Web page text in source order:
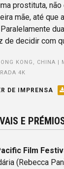
prostituta,
mãe, até que
Paralelamente
de decidir com
KONG, CHINA |
4K
DE IMPRENSA
E
Film
(Rebecca